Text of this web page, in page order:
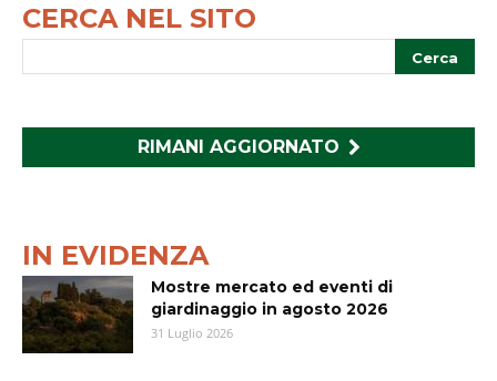
CERCA NEL SITO
RIMANI AGGIORNATO
IN EVIDENZA
Mostre mercato ed eventi di
giardinaggio in agosto 2026
31 Luglio 2026